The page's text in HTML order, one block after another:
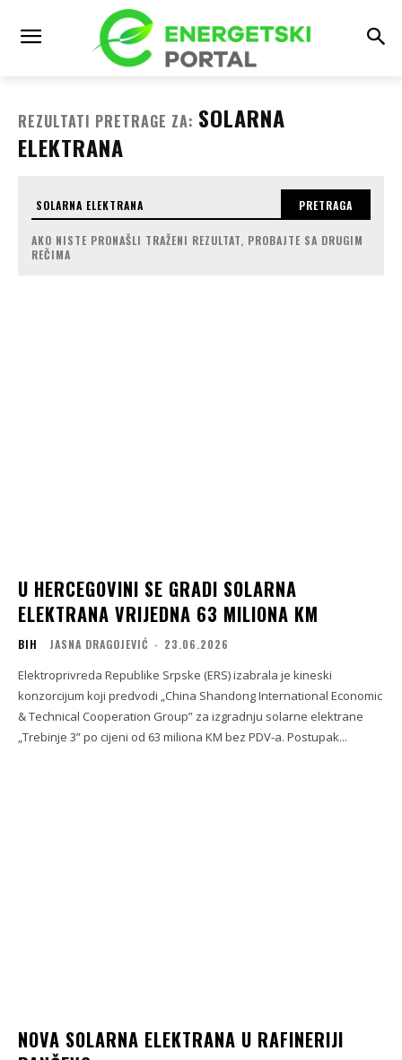
REZULTATI PRETRAGE ZA: SOLARNA
ELEKTRANA
PRETRAGA
AKO NISTE PRONAŠLI TRAŽENI REZULTAT, PROBAJTE SA DRUGIM
REČIMA
U HERCEGOVINI SE GRADI SOLARNA
ELEKTRANA VRIJEDNA 63 MILIONA KM
BIH JASNA DRAGOJEVIĆ - 23.06.2026
Elektroprivreda Republike Srpske (ERS) izabrala je kineski
konzorcijum koji predvodi „China Shandong International Economic
& Technical Cooperation Group” za izgradnju solarne elektrane
„Trebinje 3” po cijeni od 63 miliona KM bez PDV-a. Postupak...
NOVA SOLARNA ELEKTRANA U RAFINERIJI